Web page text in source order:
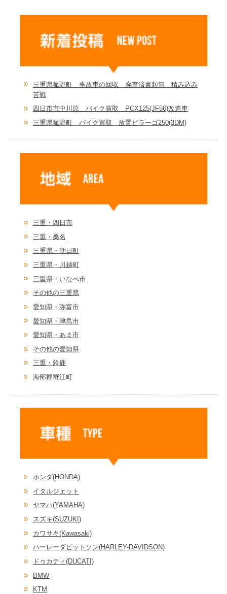
三重県菰野町 事故車の回収 廃車済書類無 積み込み
苦戦
四日市市中川原 バイク買取 PCX125(JF56)改造車
三重県菰野町 バイク買取 放置ビラーゴ250(3DM)
三重・四日市
三重・桑名
三重県・朝日町
三重県・川越町
三重県・いなべ市
その他の三重県
愛知県・弥富市
愛知県・津島市
愛知県・あま市
その他の愛知県
三重・鈴鹿
海部郡蟹江町
ホンダ(HONDA)
イタルジェット
ヤマハ(YAMAHA)
スズキ(SUZUKI)
カワサキ(Kawasaki)
ハーレーダビットソン(HARLEY-DAVIDSON)
ドゥカティ(DUCATI)
BMW
KTM